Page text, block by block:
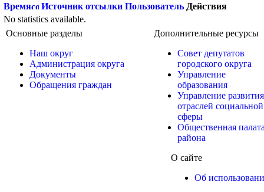
Время Источник отсылки Пользователь Действия
No statistics available.
Основные разделы
Наш округ
Администрация округа
Документы
Обращения граждан
Дополнительные ресурсы
Совет депутатов
городского округа
Управление
образования
Управление развития
отраслей социальной
сферы
Общественная
района
О сайте
Об